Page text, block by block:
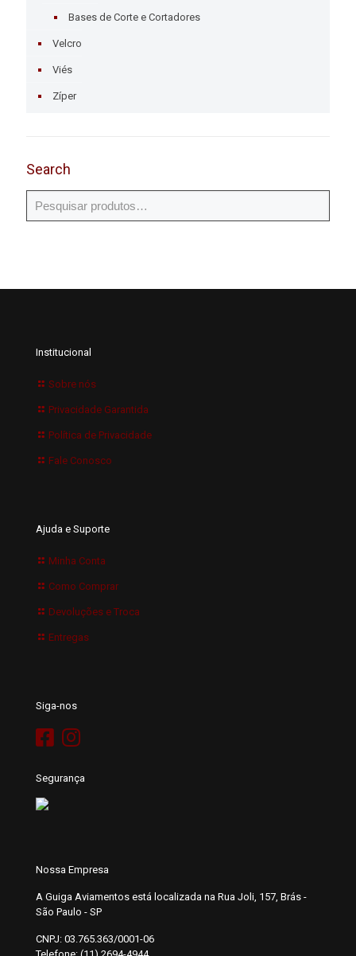
Bases de Corte e Cortadores
Velcro
Viés
Zíper
Search
Institucional
Sobre nós
Privacidade Garantida
Política de Privacidade
Fale Conosco
Ajuda e Suporte
Minha Conta
Como Comprar
Devoluções e Troca
Entregas
Siga-nos
Segurança
Nossa Empresa
A Guiga Aviamentos está localizada na Rua Joli, 157, Brás -
São Paulo - SP
CNPJ: 03.765.363/0001-06